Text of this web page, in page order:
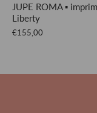
JUPE ROMA ▪
Liberty
€155,00